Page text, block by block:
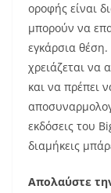
οροφής είναι
μπορούν να
εγκάρσια
χρειάζεται να
και να πρέπει
εκδόσεις του
διαμήκεις
Απολαύστε